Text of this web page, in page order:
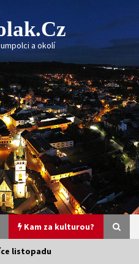
a okolí
Kam za kulturou?
listopadu